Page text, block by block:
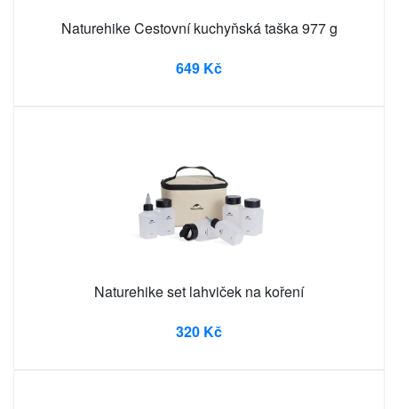
Naturehike Cestovní kuchyňská taška 977 g
649 Kč
Naturehike set lahviček na koření
320 Kč